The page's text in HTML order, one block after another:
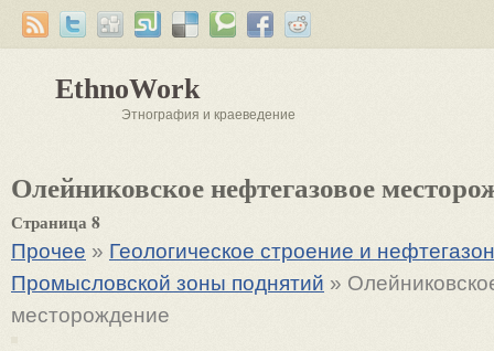
EthnoWork
Этнография и краеведение
Олейниковское нефтегазовое
Страница 8
Прочее » Геологическое строение и
Промысловской зоны поднятий »
месторождение